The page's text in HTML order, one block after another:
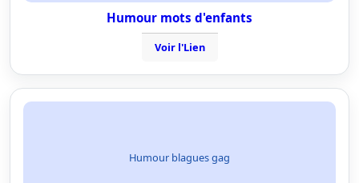
Humour mots d'enfants
Voir l'Lien
Humour blagues gag